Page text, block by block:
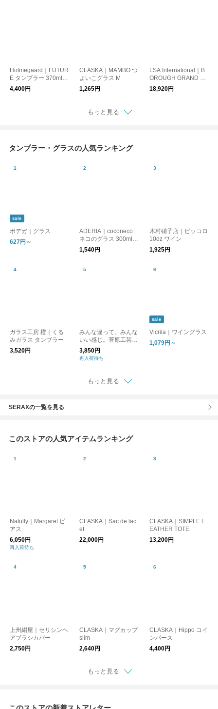
Holmegaard｜FUTUR
E タンブラー 370ml
4pcs
4,400円
CLASKA｜MAMBO つ
よいこグラス M
1,265円
LSA International｜B
OROUGH GRAND C
RU グラス 4点セット
18,920円
もっと見る
タンブラー・グラスの人気ランキング
sale
ボデガ｜グラス
627円～
ADERIA｜coconeco
ネコのグラス 300ml
ガラス製コップ 5種類
【ここねこ】【アデリ
1,540円
木村硝子店｜ピッコロ
10oz ワイン
1,925円
ガラス工房 橙｜くる
みガラス タンブラー
3,520円
みんな違って、みんな
いい感じ。菅原工芸硝
子の差異 グラス sghr
スガハラ
3,850円
再入荷待ち
sale
Vicrila｜ワイングラス
1,079円～
もっと見る
SERAXの一覧を見る
このストアの人気アイテムランキング
Natully｜Margaret ピ
アス
6,050円
再入荷待ち
CLASKA｜Sac de lac
et
22,000円
CLASKA｜SIMPLE L
EATHER TOTE
13,200円
上州絹屋｜セリシンヘ
アブラシカバー
2,750円
CLASKA｜マグカップ
slim
2,640円
CLASKA｜Hippo コイ
ンパース
4,400円
もっと見る